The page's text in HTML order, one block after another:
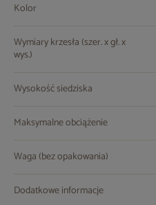
Kolor
Wymiary krzesła (szer. x gł. x
wys.)
Wysokość siedziska
Maksymalne obciążenie
Waga (bez opakowania)
Dodatkowe informacje